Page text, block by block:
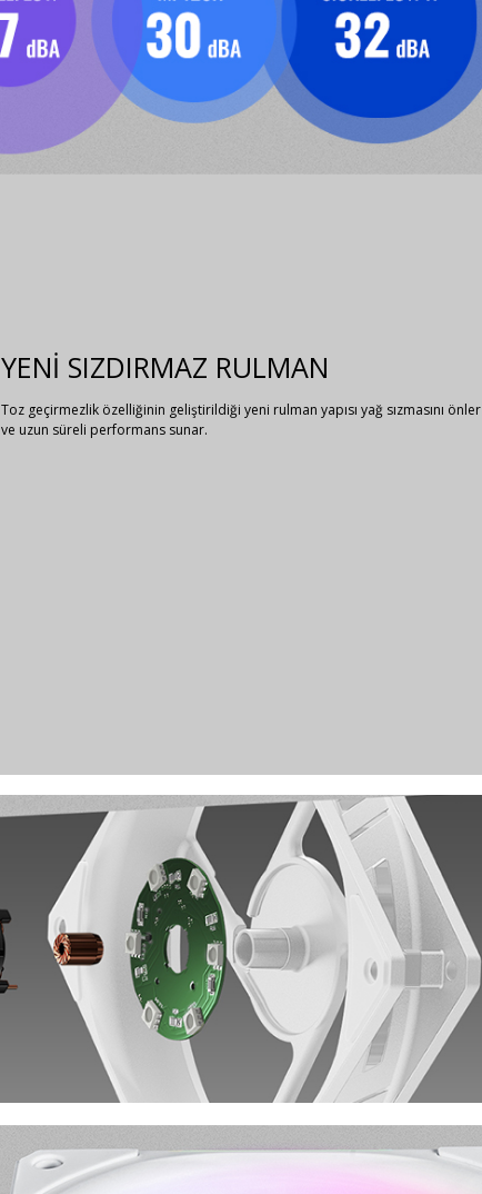
YENİ SIZDIRMAZ RULMAN
Toz geçirmezlik özelliğinin geliştirildiği yeni rulman yapısı yağ sızmasını önler
ve uzun süreli performans sunar.